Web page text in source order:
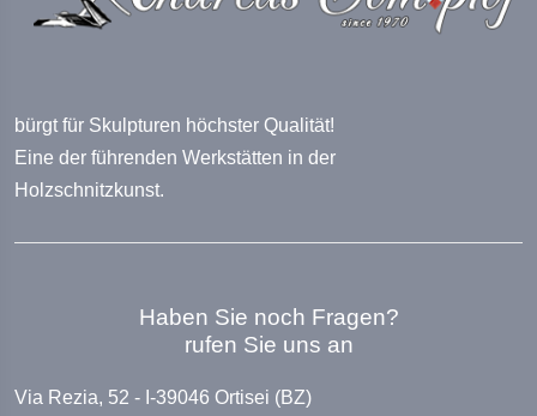
bürgt für Skulpturen höchster Qualität!
Eine der führenden Werkstätten in der
Holzschnitzkunst.
Haben Sie noch Fragen?
rufen Sie uns an
Via Rezia, 52 - I-39046 Ortisei (BZ)